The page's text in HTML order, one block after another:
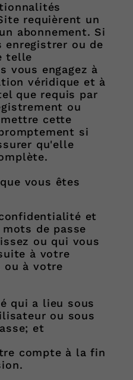
requièrent un
abonnement. Si
enregistrer ou de
telle
vous engagez à
véridique et à
que requis par
ou
cette
si
qu'elle
vous êtes
et
de passe
ou qui vous
à votre
ou à votre
qui a lieu sous
ou sous
et
compte à la fin